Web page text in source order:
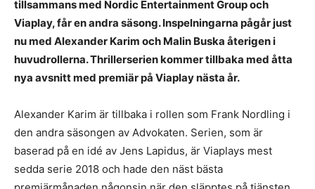
tillsammans med Nordic Entertainment Group och
Viaplay, får en andra säsong. Inspelningarna pågår just
nu med Alexander Karim och Malin Buska återigen i
huvudrollerna. Thrillerserien kommer tillbaka med åtta
nya avsnitt med premiär på Viaplay nästa år.
Alexander Karim är tillbaka i rollen som Frank Nordling i
den andra säsongen av Advokaten. Serien, som är
baserad på en idé av Jens Lapidus, är Viaplays mest
sedda serie 2018 och hade den näst bästa